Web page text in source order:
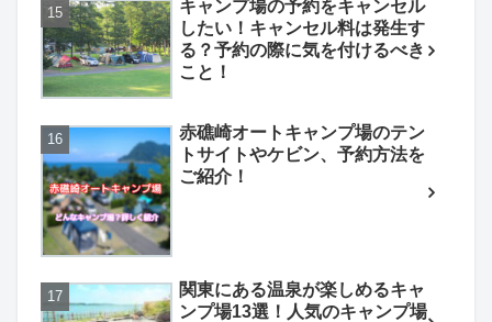
キャンプ場の予約をキャンセル
したい！キャンセル料は発生す
る？予約の際に気を付けるべき
こと！
赤礁崎オートキャンプ場のテン
トサイトやケビン、予約方法を
ご紹介！
関東にある温泉が楽しめるキャ
ンプ場13選！人気のキャンプ場